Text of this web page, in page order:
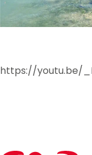
https://youtu.be/